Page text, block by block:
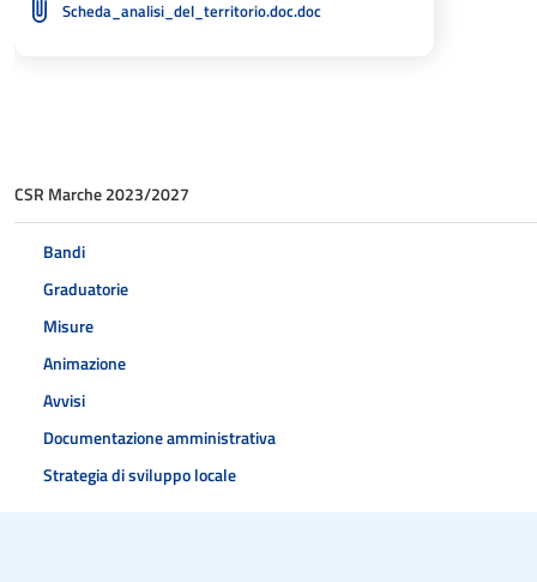
CSR Marche 2023/2027
Bandi
Graduatorie
Misure
Animazione
Avvisi
Documentazione amministrativa
Strategia di sviluppo locale
Scheda_analisi_del_territorio.doc.doc